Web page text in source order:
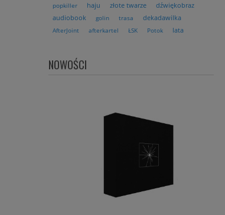
popkiller
haju złote twarze
dźwiękobraz
audiobook
golin trasa dekadawilka
AfterJoint afterkartel ŁSK Potok lata
NOWOŚCI